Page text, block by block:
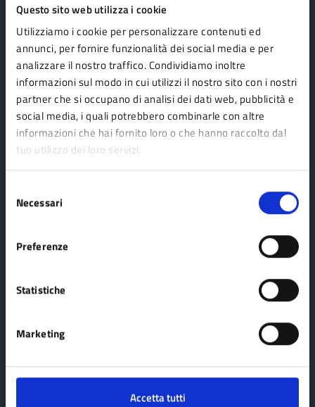
Questo sito web utilizza i cookie
Utilizziamo i cookie per personalizzare contenuti ed
annunci, per fornire funzionalità dei social media e per
analizzare il nostro traffico. Condividiamo inoltre
informazioni sul modo in cui utilizzi il nostro sito con i nostri
partner che si occupano di analisi dei dati web, pubblicità e
social media, i quali potrebbero combinarle con altre
informazioni che hai fornito loro o che hanno raccolto dal
tuo utilizzo dei loro servizi.
delNecessari
Preferenze
Statistiche
Marketing
Accetta tutti
Comune Lama Mocogno
AMMINISTRAZIONE
Organi di governo
Aree amministrative
Uffici
Enti e fondazioni
Personale amministrativo
Ambiente
Appalti pubblici
Imprese e commercio
assistenza
Tributi, finanze e